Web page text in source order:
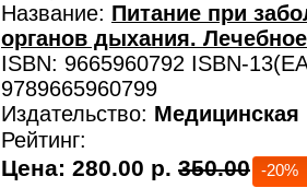
Название: Питание при
органов дыхания.
ISBN: 9665960792 ISBN-
9789665960799
Издательство: Медицинская
Рейтинг:
Цена: 280.00 р. 350.00 -20%